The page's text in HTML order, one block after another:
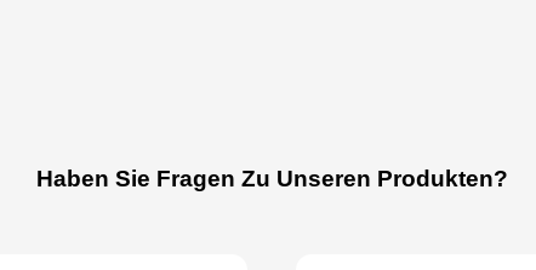
Haben Sie Fragen Zu Unseren Produkten?